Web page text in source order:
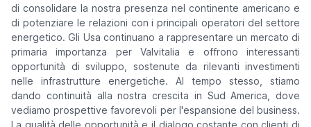
di consolidare la nostra presenza nel continente americano e
di potenziare le relazioni con i principali operatori del settore
energetico. Gli Usa continuano a rappresentare un mercato di
primaria importanza per Valvitalia e offrono interessanti
opportunità di sviluppo, sostenute da rilevanti investimenti
nelle infrastrutture energetiche. Al tempo stesso, stiamo
dando continuità alla nostra crescita in Sud America, dove
vediamo prospettive favorevoli per l'espansione del business.
La qualità delle opportunità e il dialogo costante con clienti di